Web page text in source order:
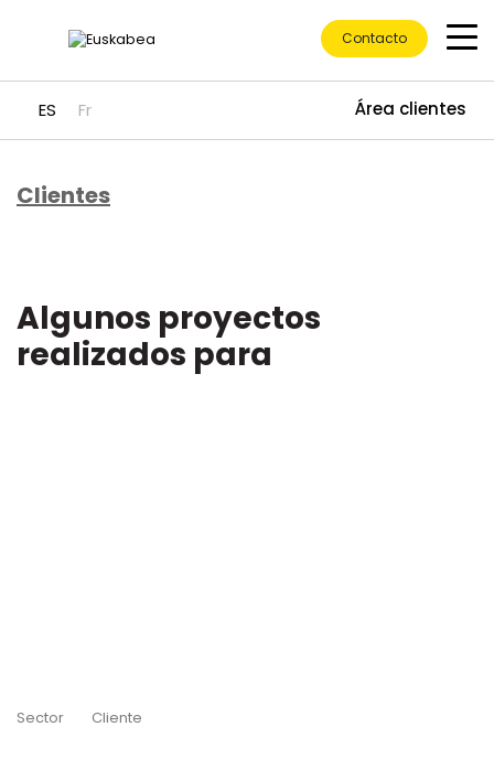
Ir directamente al contenido
ES Fr Área clientes
Contacto
Clientes
Algunos proyectos
realizados para
Sector Cliente